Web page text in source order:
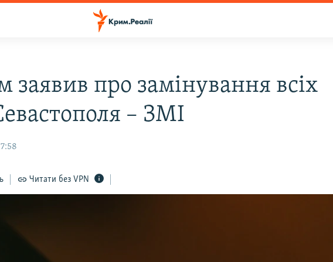
заявив про замінування всіх
– ЗМІ
Читати без VPN